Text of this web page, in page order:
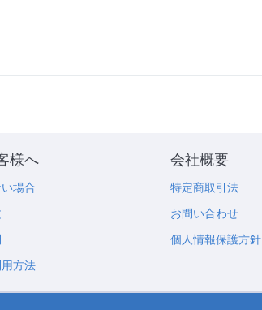
様へ
場合
方法
会社概要
特定商取引法
お問い合わせ
個人情報保護方針